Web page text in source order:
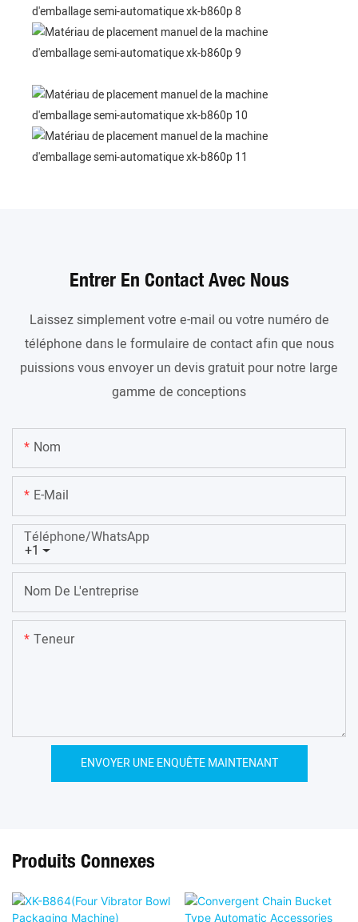
Entrer En Contact Avec Nous
Laissez simplement votre e-mail ou votre numéro de
téléphone dans le formulaire de contact afin que nous
puissions vous envoyer un devis gratuit pour notre large
gamme de conceptions
Nom
E-Mail
+1
Téléphone/WhatsApp
Nom De L'entreprise
Teneur
ENVOYER UNE ENQUÊTE MAINTENANT
Produits Connexes